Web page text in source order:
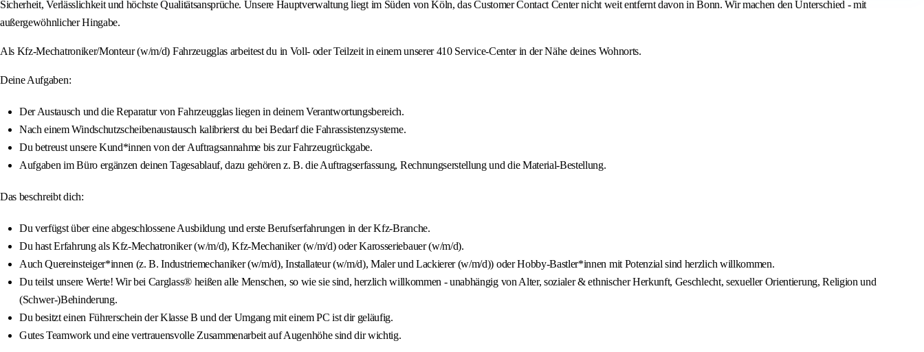
Sicherheit, Verlässlichkeit und höchste Qualitätsansprüche. Unsere Hauptverwaltung liegt im Süden von Köln, das Customer Contact Center nicht weit entfernt davon in Bonn. Wir machen den Unterschied - mit
außergewöhnlicher Hingabe.
Als Kfz-Mechatroniker/Monteur (w/m/d) Fahrzeugglas arbeitest du in Voll- oder Teilzeit in einem unserer 410 Service-Center in der Nähe deines Wohnorts.
Deine Aufgaben:
Der Austausch und die Reparatur von Fahrzeugglas liegen in deinem Verantwortungsbereich.
Nach einem Windschutzscheibenaustausch kalibrierst du bei Bedarf die Fahrassistenzsysteme.
Du betreust unsere Kund*innen von der Auftragsannahme bis zur Fahrzeugrückgabe.
Aufgaben im Büro ergänzen deinen Tagesablauf, dazu gehören z. B. die Auftragserfassung, Rechnungserstellung und die Material-Bestellung.
Das beschreibt dich:
Du verfügst über eine abgeschlossene Ausbildung und erste Berufserfahrungen in der Kfz-Branche.
Du hast Erfahrung als Kfz-Mechatroniker (w/m/d), Kfz-Mechaniker (w/m/d) oder Karosseriebauer (w/m/d).
Auch Quereinsteiger*innen (z. B. Industriemechaniker (w/m/d), Installateur (w/m/d), Maler und Lackierer (w/m/d)) oder Hobby-Bastler*innen mit Potenzial sind herzlich willkommen.
Du teilst unsere Werte! Wir bei Carglass® heißen alle Menschen, so wie sie sind, herzlich willkommen - unabhängig von Alter, sozialer & ethnischer Herkunft, Geschlecht, sexueller Orientierung, Religion und
(Schwer-)Behinderung.
Du besitzt einen Führerschein der Klasse B und der Umgang mit einem PC ist dir geläufig.
Gutes Teamwork und eine vertrauensvolle Zusammenarbeit auf Augenhöhe sind dir wichtig.